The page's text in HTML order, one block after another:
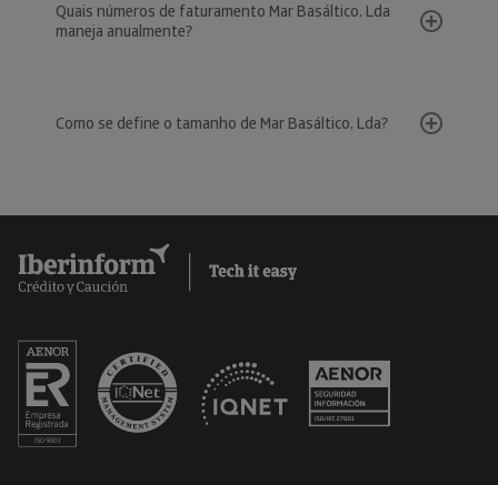
Quais números de faturamento Mar Basáltico, Lda
maneja anualmente?
Como se define o tamanho de Mar Basáltico, Lda?